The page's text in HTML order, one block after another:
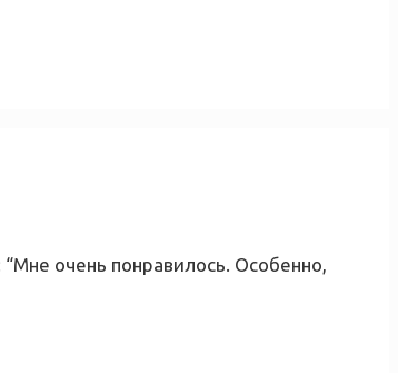
очень понравилось. Особенно,